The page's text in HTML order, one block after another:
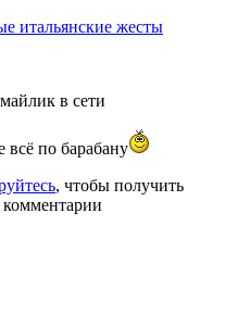
итальянские жесты
в сети
по барабану
, чтобы получить
комментарии